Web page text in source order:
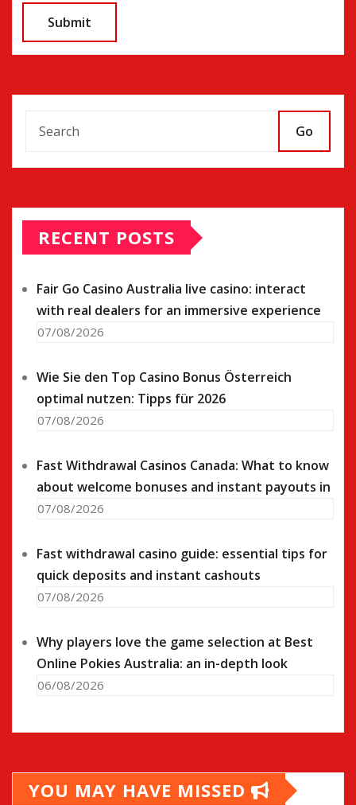
Go
RECENT POSTS
Fair Go Casino Australia live casino: interact
with real dealers for an immersive experience
07/08/2026
Wie Sie den Top Casino Bonus Österreich
optimal nutzen: Tipps für 2026
07/08/2026
Fast Withdrawal Casinos Canada: What to know
about welcome bonuses and instant payouts in
07/08/2026
Fast withdrawal casino guide: essential tips for
quick deposits and instant cashouts
07/08/2026
Why players love the game selection at Best
Online Pokies Australia: an in-depth look
06/08/2026
YOU MAY HAVE MISSED